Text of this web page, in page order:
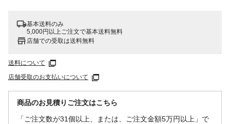
基本送料のみ
5,000円以上ご注文で基本送料無料
店舗での受取は送料無料
送料について
店舗受取のお支払いについて
商品のお見積りご注文はこちら
「ご注文数が31個以上、または、ご注文金額5万円以上」で